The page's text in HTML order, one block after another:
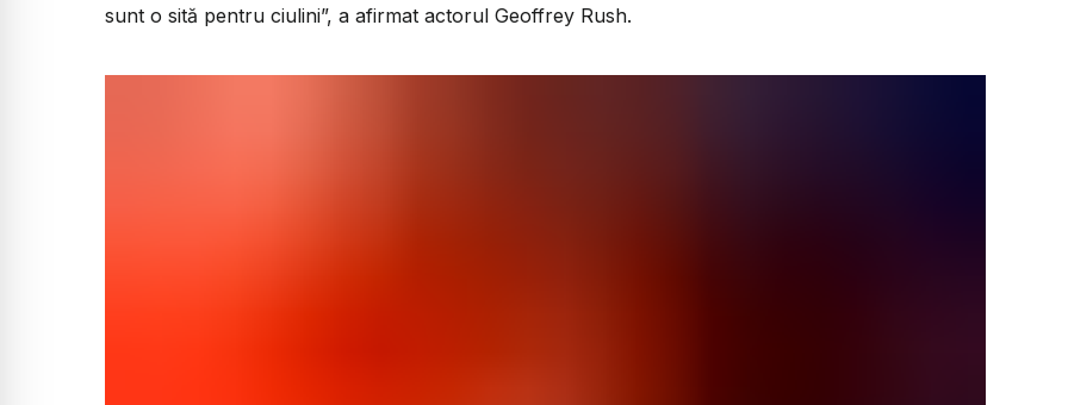
sunt o sită pentru ciulini”, a afirmat actorul Geoffrey Rush.